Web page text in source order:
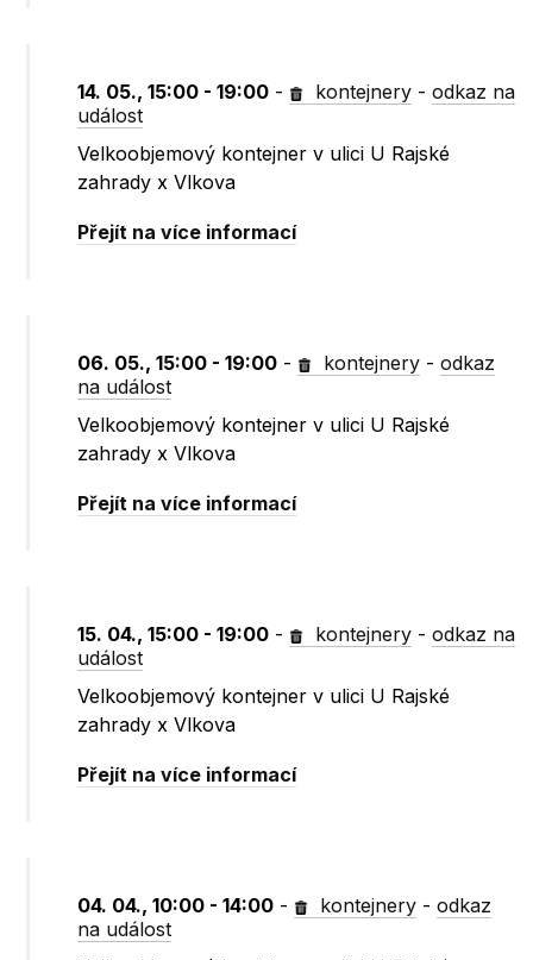
14. 05., 15:00 - 19:00 - kontejnery -odkaz na
událost
Velkoobjemový kontejner v ulici U Rajské
zahrady x Vlkova
Přejít na více informací
06. 05., 15:00 - 19:00 - kontejnery -odkaz
na událost
Velkoobjemový kontejner v ulici U Rajské
zahrady x Vlkova
Přejít na více informací
15. 04., 15:00 - 19:00 - kontejnery -odkaz na
událost
Velkoobjemový kontejner v ulici U Rajské
zahrady x Vlkova
Přejít na více informací
04. 04., 10:00 - 14:00 - kontejnery -odkaz
na událost